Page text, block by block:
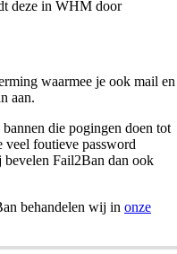
deze in WHM door
waarmee je ook mail en
aan.
die pogingen doen tot
foutieve password
bevelen Fail2Ban dan ook
behandelen wij in onze